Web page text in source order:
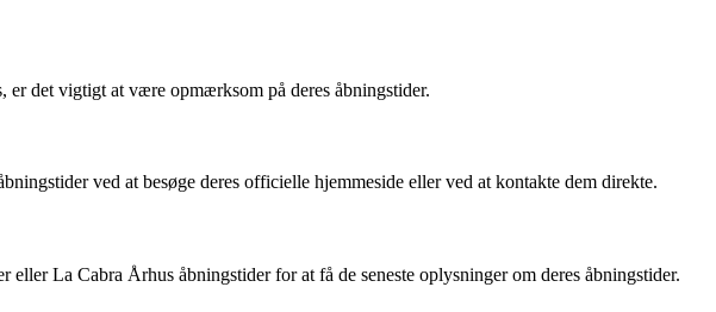
er det vigtigt at være opmærksom på deres åbningstider.
ved at besøge deres officielle hjemmeside eller ved at kontakte dem direkte.
La Cabra Århus åbningstider for at få de seneste oplysninger om deres åbningstider.